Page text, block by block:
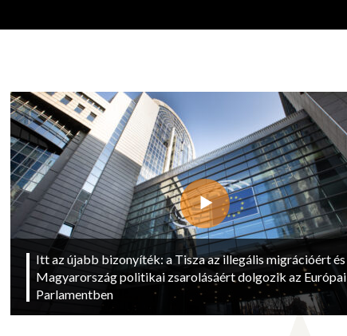
Itt az újabb bizonyíték: a Tisza az illegális migrációért és
Magyarország politikai zsarolásáért dolgozik az Európai
Parlamentben